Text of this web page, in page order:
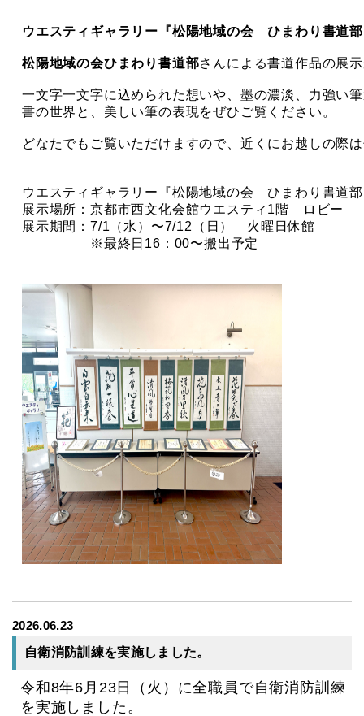
ウエスティギャラリー『松陽地域の会 ひまわり書道部
松陽地域の会ひまわり書道部さんによる書道作品の展
一文字一文字に込められた想いや、墨の濃淡、力強い
書の世界と、美しい筆の表現をぜひご覧ください。
どなたでもご覧いただけますので、近くにお越しの際
ウエスティギャラリー『松陽地域の会 ひまわり書道
展示場所：京都市西文化会館ウエスティ1階 ロビー
展示期間：7/1（水）〜7/12（日） 火曜日休館
※最終日16：00〜搬出予定
2026.06.23
自衛消防訓練を実施しました。
令和8年6月23日（火）に全職員で自衛消防訓練
を実施しました。